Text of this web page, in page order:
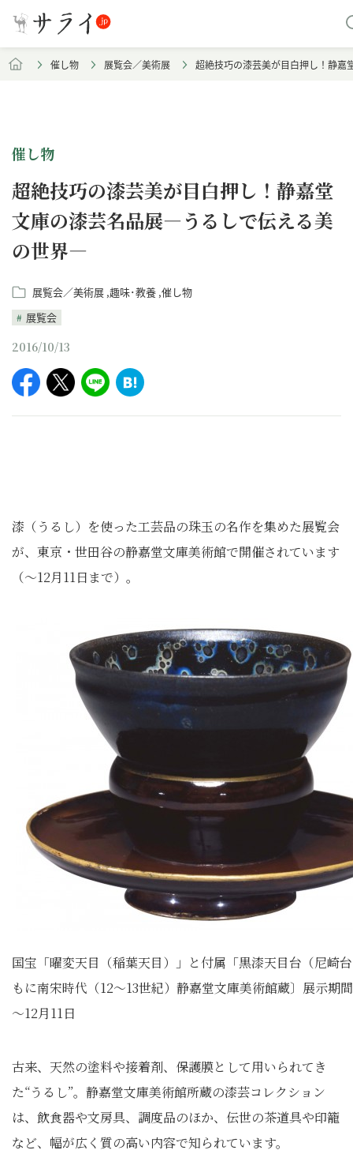
催し物 展覧会／美術展 超絶技巧の漆芸美が目白押し！静
催し物
超絶技巧の漆芸美が目白押し！静嘉堂
文庫の漆芸名品展―うるしで伝える美
の世界―
展覧会／美術展 趣味･教養 催し物
展覧会
2016/10/13
漆（うるし）を使った工芸品の珠玉の名作を集めた展覧会
が、東京・世田谷の静嘉堂文庫美術館で開催されています
（～12月11日まで）。
国宝「曜変天目（稲葉天目）」と付属「黒漆天目台（尼崎
もに南宋時代（12～13世紀）静嘉堂文庫美術館蔵〕展示期
～12月11日
古来、天然の塗料や接着剤、保護膜として用いられてき
た“うるし”。静嘉堂文庫美術館所蔵の漆芸コレクション
は、飲食器や文房具、調度品のほか、伝世の茶道具や印籠
など、幅が広く質の高い内容で知られています。